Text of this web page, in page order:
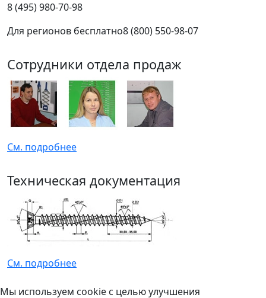
8 (495) 980-70-98
Для регионов бесплатно8 (800) 550-98-07
Сотрудники отдела продаж
См. подробнее
Техническая документация
См. подробнее
Мы используем cookie с целью улучшения